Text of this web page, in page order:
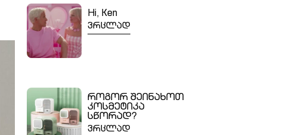
Hi, Ken
ვრცლად
როგორ შეინახოთ
კოსმეტიკა
სწორად?
ვრცლად